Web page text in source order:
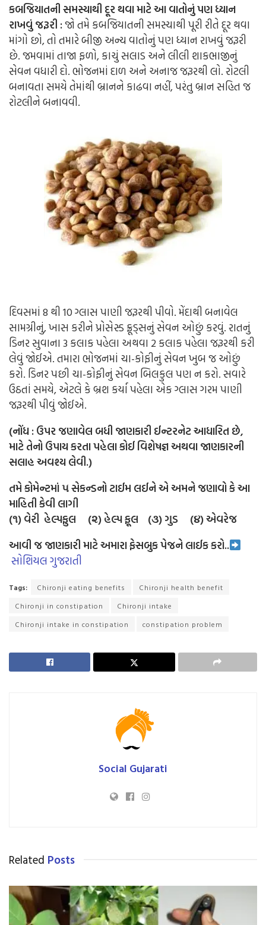
કબજિયાતની સમસ્યાથી દૂર થવા માટે આ વાતોનું પણ ધ્યાન
રાખવું જરૂરી :જો તમે કબજિયાતની સમસ્યાથી પૂરી રીતે દૂર થવા
માંગો છો, તો તમારે બીજી અન્ય વાતોનું પણ ધ્યાન રાખવું જરૂરી
છે. જમવામાં તાજા ફળો, કાચું સલાડ અને લીલી શાકભાજીનું
સેવન વધારી દો. ભોજનમાં દાળ અને અનાજ જરૂરથી લો. રોટલી
બનાવતા સમયે તેમાંથી બ્રાનને કાઢવા નહીં, પરંતુ બ્રાન સહિત જ
રોટલીને બનાવવી.
દિવસમાં 8 થી 10 ગ્લાસ પાણી જરૂરથી પીવો. મેંદાથી બનાવેલ
સામગ્રીનું, ખાસ કરીને પ્રોસેસ્ડ ફ્રૂડ્સનું સેવન ઓછું કરવું. રાતનું
ડિનર સુવાના 3 કલાક પહેલા અથવા 2 કલાક પહેલા જરૂરથી કરી
લેવું જોઈએ. તમારા ભોજનમાં ચા-કોફીનું સેવન ખુબ જ ઓછું
કરો. ડિનર પછી ચા-કોફીનું સેવન બિલકુલ પણ ન કરો. સવારે
ઉઠતાં સમયે, એટલે કે બ્રશ કર્યા પહેલા એક ગ્લાસ ગરમ પાણી
જરૂરથી પીવું જોઈએ.
(નોંધ : ઉપર જણાવેલ બધી જાણકારી ઈન્ટરનેટ આધારિત છે,
માટે તેનો ઉપાય કરતા પહેલા કોઈ વિશેષજ્ઞ અથવા જાણકારની
સલાહ અવશ્ય લેવી.)
તમે કોમેન્ટમાં ૫ સેકન્ડનો ટાઈમ લઈને એ અમને જણાવો કે આ
માહિતી કેવી લાગી
(૧) વેરી હેલ્પફુલ (૨) હેલ્પ ફૂલ (૩) ગુડ (૪) એવરેજ
આવી જ જાણકારી માટે અમારા ફેસબુક પેજને લાઈક કરો..
સોશિયલ ગુજરાતી
Tags: Chironji eating benefits
Chironji health benefit
Chironji in constipation
Chironji intake
Chironji intake in constipation
constipation problem
Social Gujarati
Related Posts